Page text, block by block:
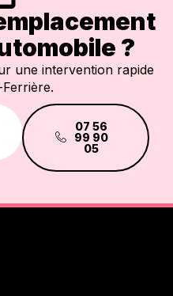
?
une intervention rapide
07 56
99 90
05